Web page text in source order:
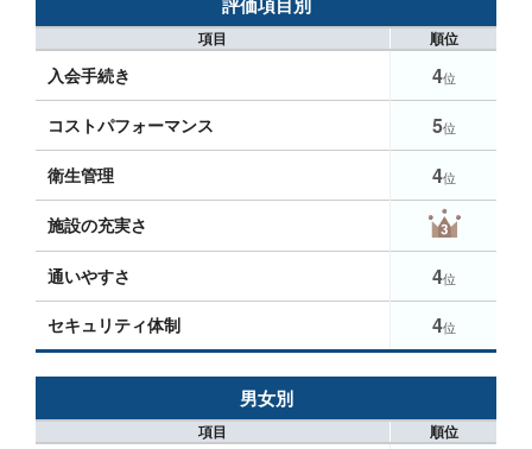
項目 順位
入会手続き 4位
コストパフォーマンス 5位
衛生管理 4位
施設の充実さ
通いやすさ 4位
セキュリティ体制 4位
男女別
項目 順位